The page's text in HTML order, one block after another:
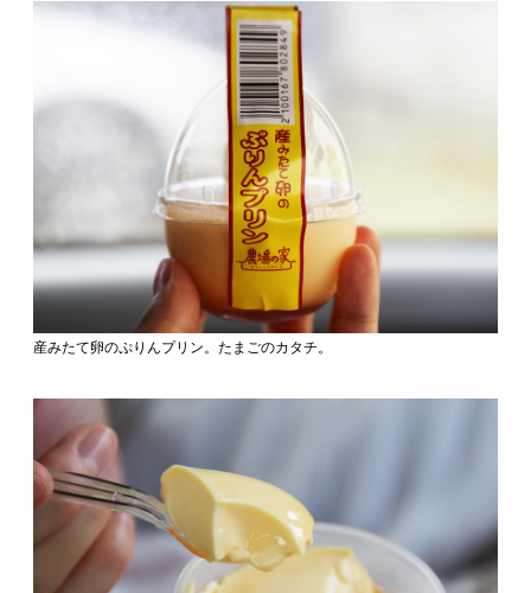
産みたて卵のぷりんプリン。たまごのカタチ。